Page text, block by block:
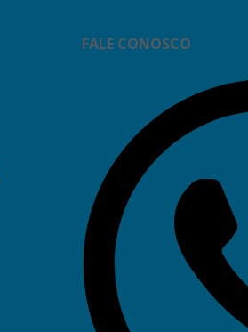
FALE CONOSCO